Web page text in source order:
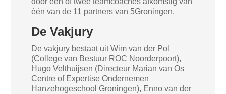
één van de 11 partners van 5Groningen.
De Vakjury
De vakjury bestaat uit Wim van der Pol
(College van Bestuur ROC Noorderpoort),
Hugo Velthuijsen (Directeur Marian van Os
Centre of Expertise Ondernemen
Hanzehogeschool Groningen), Enno van der